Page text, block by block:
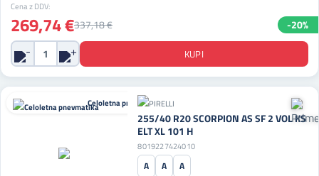
Cena z DDV:
269,74 €337,18 € -20%
Celoletna pnevmatika
255/40 R20 SCORPION AS SF 2 VOL KS
ELT XL 101 H
8019227424010
A A
A